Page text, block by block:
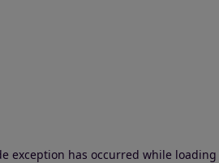
exception has occurred while loading